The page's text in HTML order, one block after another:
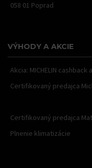
058 01 Poprad
VÝHODY A AKCIE
Akcia: MICHELIN cashback
Certifikovaný predajca
Certifikovaný predajca
Plnenie klimatizácie